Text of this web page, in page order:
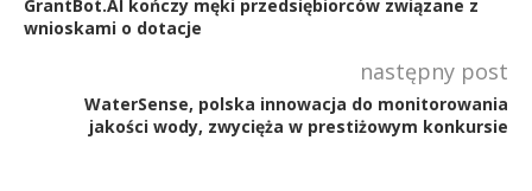
GrantBot.AI kończy męki przedsiębiorców związane z
wnioskami o dotacje
następny post
WaterSense, polska innowacja do monitorowania
jakości wody, zwycięża w prestiżowym konkursie